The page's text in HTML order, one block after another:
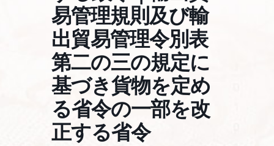
易管理規則及び輸
出貿易管理令別表
第二の三の規定に
基づき貨物を定め
る省令の一部を改
正する省令